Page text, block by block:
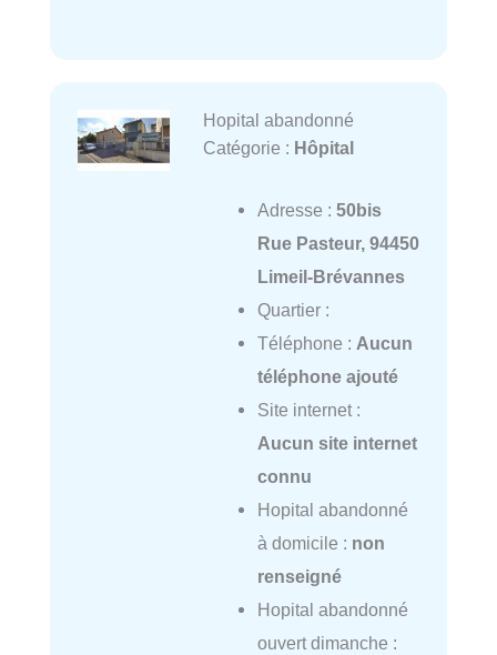
Hopital abandonné
Catégorie : Hôpital
Adresse : 50bis
Rue Pasteur, 94450
Limeil-Brévannes
Quartier :
Téléphone : Aucun
téléphone ajouté
Site internet :
Aucun site internet
connu
Hopital abandonné
à domicile : non
renseigné
Hopital abandonné
ouvert dimanche :